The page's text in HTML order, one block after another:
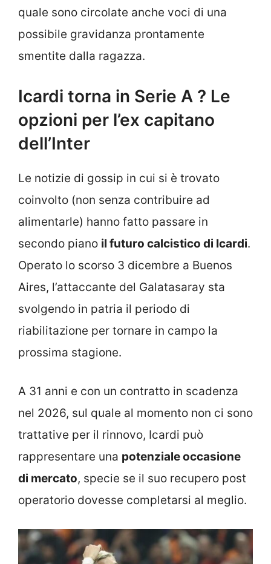
quale sono circolate anche voci di una
possibile gravidanza prontamente
smentite dalla ragazza.
Icardi torna in Serie A ? Le
opzioni per l’ex capitano
dell’Inter
Le notizie di gossip in cui si è trovato
coinvolto (non senza contribuire ad
alimentarle) hanno fatto passare in
secondo piano il futuro calcistico di Icardi.
Operato lo scorso 3 dicembre a Buenos
Aires, l’attaccante del Galatasaray sta
svolgendo in patria il periodo di
riabilitazione per tornare in campo la
prossima stagione.
A 31 anni e con un contratto in scadenza
nel 2026, sul quale al momento non ci sono
trattative per il rinnovo, Icardi può
rappresentare una potenziale occasione
di mercato, specie se il suo recupero post
operatorio dovesse completarsi al meglio.